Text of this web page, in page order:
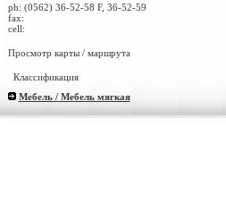
ph: (0562) 36-52-58 F, 36-52-59
fax:
cell:
Просмотр карты / маршрута
Классификация
Мебель / Мебель мягкая